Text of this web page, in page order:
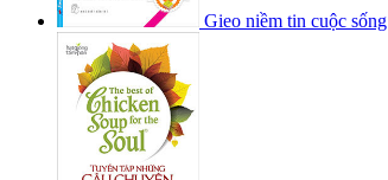
Gieo niềm tin cuộc sống